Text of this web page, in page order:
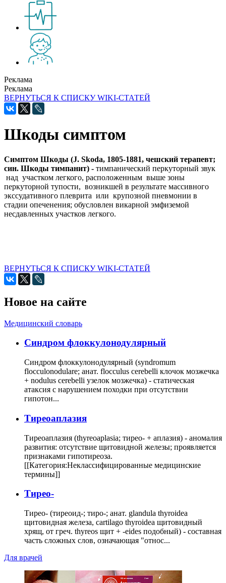
Реклама
Реклама
ВЕРНУТЬСЯ К СПИСКУ WIKI-СТАТЕЙ
Шкоды симптом
Симптом Шкоды (J. Skoda, 1805-1881, чешский терапевт;
син. Шкоды тимпанит) - тимпанический перкуторный звук
над участком легкого, расположенным выше зоны
перкуторной тупости, возникшей в результате массивного
экссудативного плеврита или крупозной пневмонии в
стадии опеченения; обусловлен викарной эмфиземой
несдавленных участков легкого.
ВЕРНУТЬСЯ К СПИСКУ WIKI-СТАТЕЙ
Новое на сайте
Медицинский словарь
Cиндром флоккулонодулярный
Синдром флоккулонодулярный (syndromum
flocculonodulare; анат. flocculus cerebelli клочок мозжечка
+ nodulus cerebelli узелок мозжечка) - статическая
атаксия с нарушением походки при отсутствии
гипотон...
Тиреоаплазия
Тиреоаплазия (thyreoaplasia; тирео- + аплазия) - аномалия
развития: отсутствие щитовидной железы; проявляется
признаками гипотиреоза.
[[Категория:Неклассифицированные медицинские
термины]]
Тирео-
Тирео- (тиреоид-; тиро-; анат. glandula thyroidea
щитовидная железа, cartilago thyroidea щитовидный
хрящ, от греч. thyreos щит + -eides подобный) - составная
часть сложных слов, означающая "относ...
Для врачей